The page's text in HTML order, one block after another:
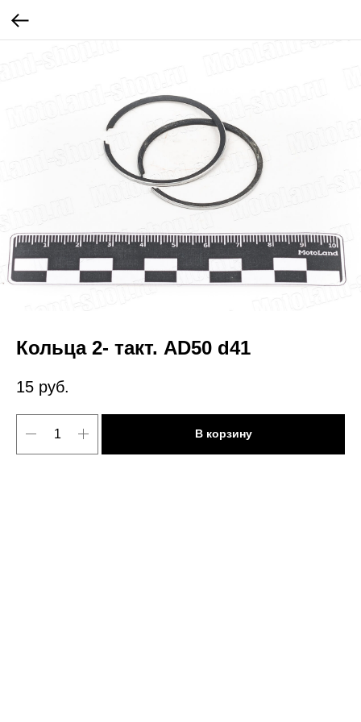
Кольца 2- такт. AD50 d41
15 руб.
В корзину